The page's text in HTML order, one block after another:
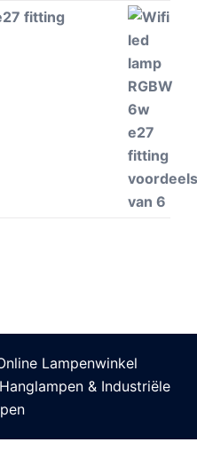
fitting
Lampenwinkel
& Industriële